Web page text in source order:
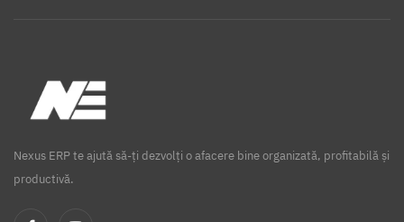
Nexus ERP te ajută să-ți dezvolți o afacere bine organizată, profitabilă și
productivă.